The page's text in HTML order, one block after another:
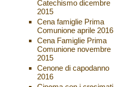
Catechismo dicembre
2015
Cena famiglie Prima
Comunione aprile 2016
Cena Famiglie Prima
Comunione novembre
2015
Cenone di capodanno
2016